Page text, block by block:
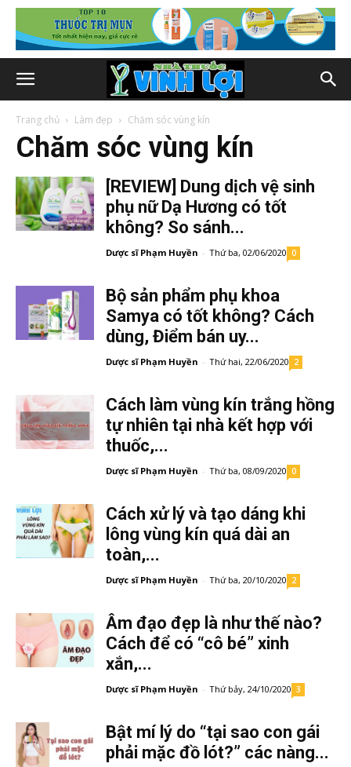
Trang chủ Làm đẹp Chăm sóc vùng kín
Chăm sóc vùng kín
[REVIEW] Dung dịch vệ sinh
phụ nữ Dạ Hương có tốt
không? So sánh...
Dược sĩ Phạm Huyền - Thứ ba, 02/06/2020 0
Bộ sản phẩm phụ khoa
Samya có tốt không? Cách
dùng, Điểm bán uy...
Dược sĩ Phạm Huyền - Thứ hai, 22/06/2020 2
Cách làm vùng kín trắng hồng
tự nhiên tại nhà kết hợp với
thuốc,...
Dược sĩ Phạm Huyền - Thứ ba, 08/09/2020 0
Cách xử lý và tạo dáng khi
lông vùng kín quá dài an
toàn,...
Dược sĩ Phạm Huyền - Thứ ba, 20/10/2020 2
Âm đạo đẹp là như thế nào?
Cách để có “cô bé” xinh
xắn,...
Dược sĩ Phạm Huyền - Thứ bảy, 24/10/2020 3
Bật mí lý do “tại sao con gái
phải mặc đồ lót?” các nàng...